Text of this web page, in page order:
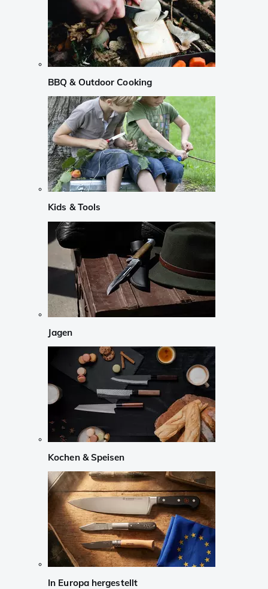
BBQ & Outdoor Cooking
Kids & Tools
Jagen
Kochen & Speisen
In Europa hergestellt